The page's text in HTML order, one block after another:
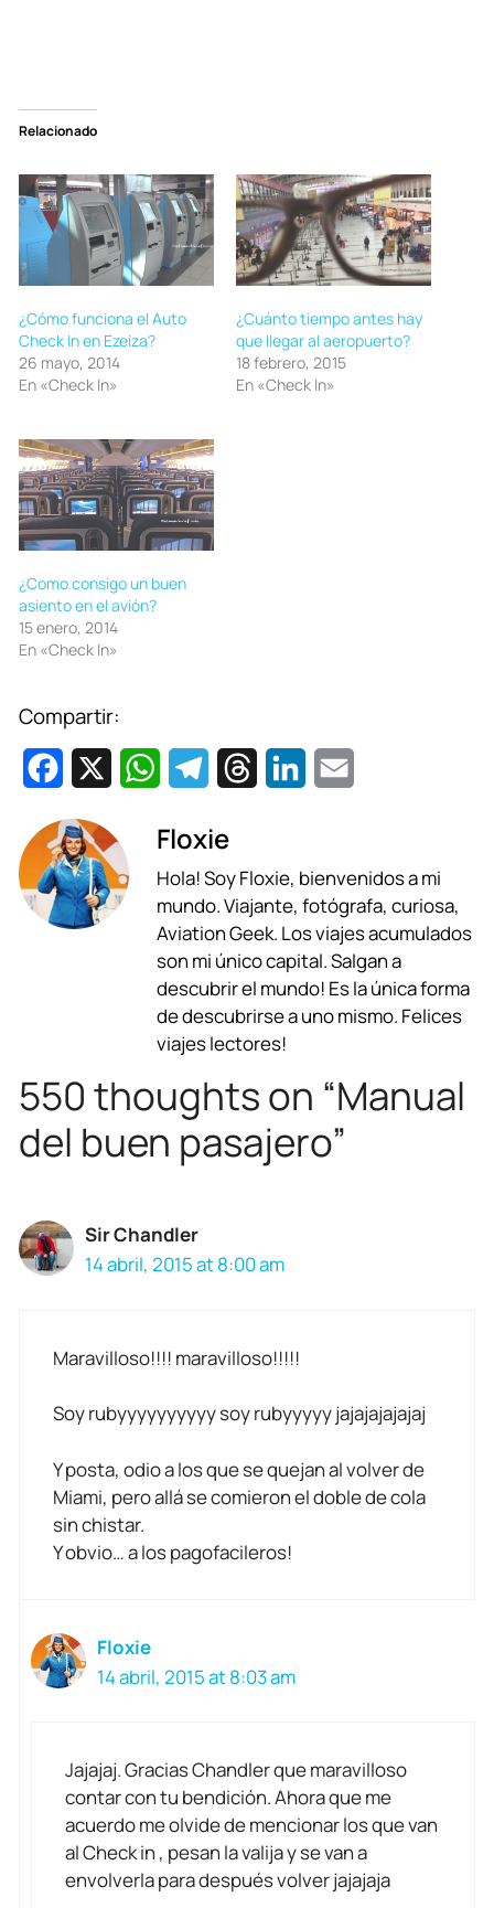
Relacionado
¿Cómo funciona el Auto
Check In en Ezeiza?
26 mayo, 2014
En «Check In»
¿Cuánto tiempo antes hay
que llegar al aeropuerto?
18 febrero, 2015
En «Check In»
¿Como consigo un buen
asiento en el avión?
15 enero, 2014
En «Check In»
Compartir:
c
e
b
W
a
t
s
A
p
p
l
e
g
r
a
m
e
a
d
s
k
e
d
I
i
l
Floxie
Hola! Soy Floxie, bienvenidos a mi
mundo. Viajante, fotógrafa, curiosa,
Aviation Geek. Los viajes acumulados
son mi único capital. Salgan a
descubrir el mundo! Es la única forma
de descubrirse a uno mismo. Felices
viajes lectores!
550 thoughts on “Manual
del buen pasajero”
Sir Chandler
14 abril, 2015 at 8:00 am
Maravilloso!!!! maravilloso!!!!!
Soy rubyyyyyyyyyy soy rubyyyyy jajajajajajaj
Y posta, odio a los que se quejan al volver de
Miami, pero allá se comieron el doble de cola
sin chistar.
Y obvio… a los pagofacileros!
Floxie
14 abril, 2015 at 8:03 am
Jajajaj. Gracias Chandler que maravilloso
contar con tu bendición. Ahora que me
acuerdo me olvide de mencionar los que van
al Check in , pesan la valija y se van a
envolverla para después volver jajajaja